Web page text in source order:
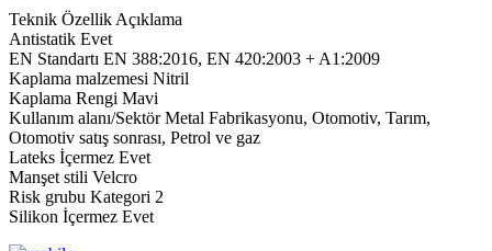
Teknik Özellik Açıklama
Antistatik Evet
EN Standartı EN 388:2016, EN 420:2003 + A1:2009
Kaplama malzemesi Nitril
Kaplama Rengi Mavi
Kullanım alanı/Sektör Metal Fabrikasyonu, Otomotiv, Tarım,
Otomotiv satış sonrası, Petrol ve gaz
Lateks İçermez Evet
Manşet stili Velcro
Risk grubu Kategori 2
Silikon İçermez Evet